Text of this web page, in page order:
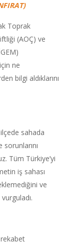
Toprak
(AOÇ) ve
ne
bilgi aldıklarını
sahada
sorunlarını
Tüm Türkiye’yi
iş sahası
ve
rekabet